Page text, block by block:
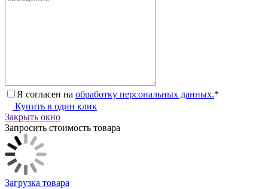
Я согласен на обработку персональных данных.*
Купить в один клик
Закрыть окно
Запросить стоимость товара
Загрузка товара